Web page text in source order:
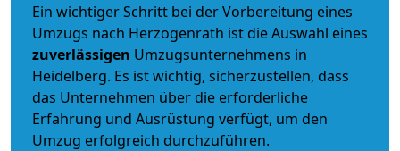
Ein wichtiger Schritt bei der Vorbereitung eines
Umzugs nach Herzogenrath ist die Auswahl eines
zuverlässigen Umzugsunternehmens in
Heidelberg. Es ist wichtig, sicherzustellen, dass
das Unternehmen über die erforderliche
Erfahrung und Ausrüstung verfügt, um den
Umzug erfolgreich durchzuführen.